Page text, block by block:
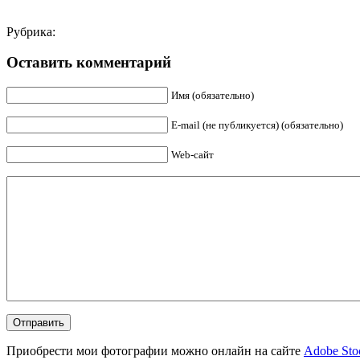
Рубрика:
Оставить комментарий
Имя (обязательно)
E-mail (не публикуется) (обязательно)
Web-сайт
Приобрести мои фотографии можно онлайн на сайте Adobe